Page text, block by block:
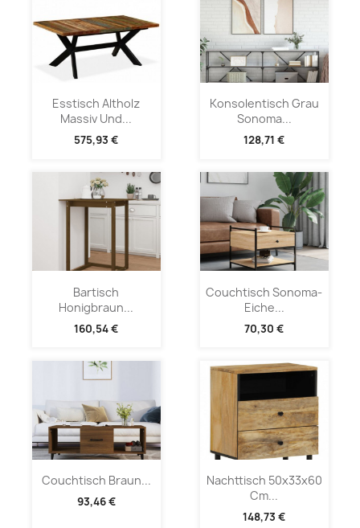
Esstisch Altholz
Massiv Und...
575,93 €
Konsolentisch Grau
Sonoma...
128,71 €
Bartisch
Honigbraun...
160,54 €
Couchtisch Sonoma-
Eiche...
70,30 €
Couchtisch Braun...
93,46 €
Nachttisch 50x33x60
Cm...
148,73 €